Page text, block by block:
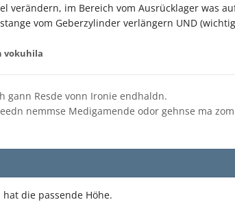
verändern, im Bereich vom Ausrücklager was
vom Geberzylinder verlängern UND
vokuhila
gann Resde vonn Ironie endhaldn.
nemmse Medigamende odor gehnse ma
die passende Höhe.